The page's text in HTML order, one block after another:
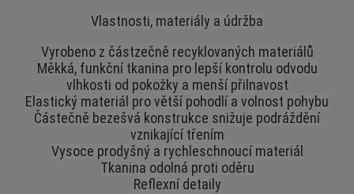
Vlastnosti, materiály a údržba
Vyrobeno z částzečně recyklovaných materiálů
Měkká, funkční tkanina pro lepší kontrolu odvodu
vlhkosti od pokožky a menší přilnavost
Elastický materiál pro větší pohodlí a volnost pohybu
Částečně bezešvá konstrukce snižuje podráždění
vznikající třením
Vysoce prodyšný a rychleschnoucí materiál
Tkanina odolná proti oděru
Reflexní detaily